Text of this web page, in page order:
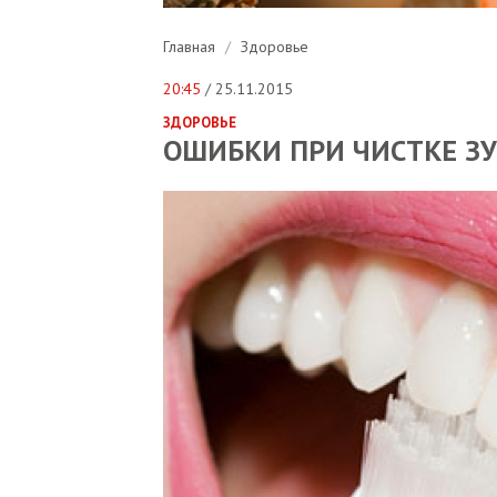
Главная / Здоровье
20:45 / 25.11.2015
ЗДОРОВЬЕ
ОШИБКИ ПРИ ЧИСТКЕ